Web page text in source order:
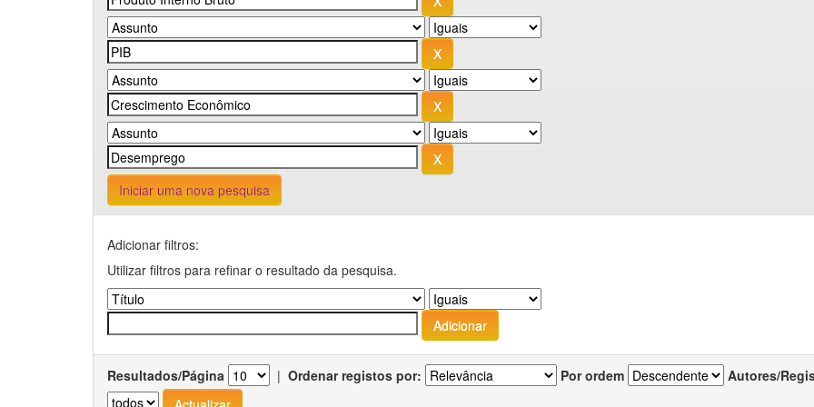
Iniciar uma nova pesquisa
Adicionar filtros:
Utilizar filtros para refinar o resultado da pesquisa.
Resultados/Página | Ordenar registos por: Por ordem Autores/